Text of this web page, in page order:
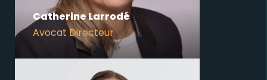
Catherine Larrodé
Avocat Directeur